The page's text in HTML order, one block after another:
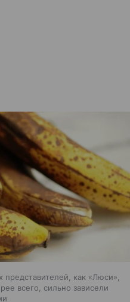
как «Люси»,
всего, сильно зависели